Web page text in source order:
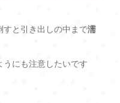
すと引き出しの中まで濡
うにも注意したいです